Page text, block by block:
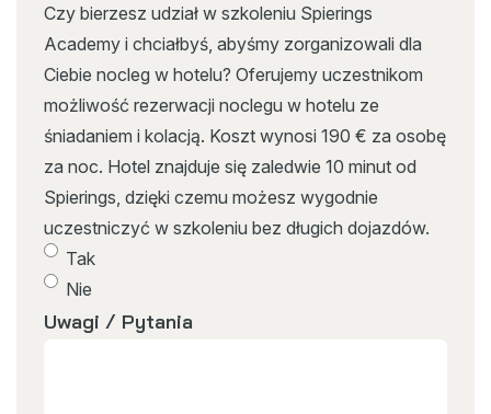
Czy bierzesz udział w szkoleniu Spierings
Academy i chciałbyś, abyśmy zorganizowali dla
Ciebie nocleg w hotelu? Oferujemy uczestnikom
możliwość rezerwacji noclegu w hotelu ze
śniadaniem i kolacją. Koszt wynosi 190 € za osobę
za noc. Hotel znajduje się zaledwie 10 minut od
Spierings, dzięki czemu możesz wygodnie
uczestniczyć w szkoleniu bez długich dojazdów.
Tak
Nie
Uwagi / Pytania